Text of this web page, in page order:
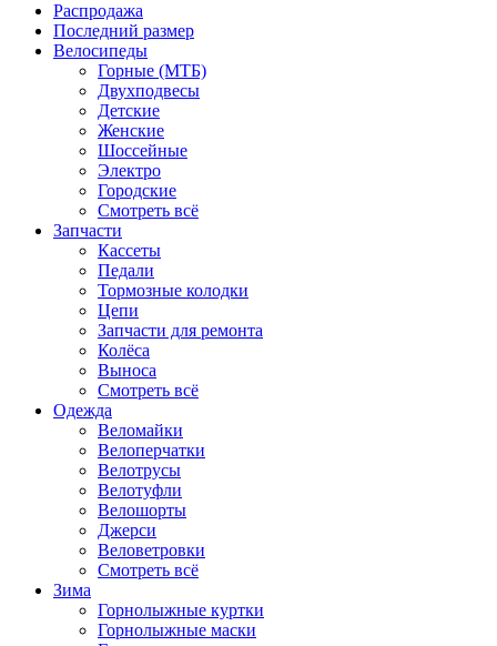
Распродажа
Последний размер
Велосипеды
Горные (МТБ)
Двухподвесы
Детские
Женские
Шоссейные
Электро
Городские
Смотреть всё
Запчасти
Кассеты
Педали
Тормозные колодки
Цепи
Запчасти для ремонта
Колёса
Выноса
Смотреть всё
Одежда
Веломайки
Велоперчатки
Велотрусы
Велотуфли
Велошорты
Джерси
Веловетровки
Смотреть всё
Зима
Горнолыжные куртки
Горнолыжные маски